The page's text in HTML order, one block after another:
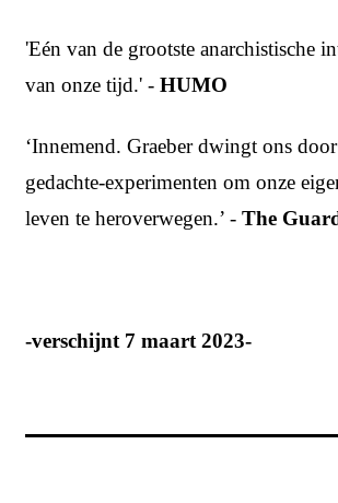
'Eén van de grootste anarchistische
van onze tijd.' - HUMO
‘Innemend. Graeber dwingt ons
gedachte-experimenten om onze
leven te heroverwegen.’ - The
-verschijnt 7 maart 2023-